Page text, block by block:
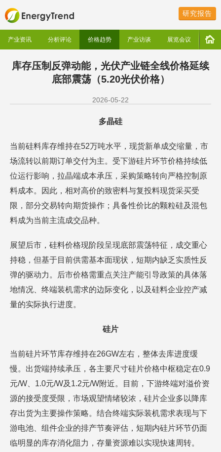
研究报告
产业资讯 分析评论 价格趋势 产业访谈 展览会议
库存压制反弹动能，光伏产业链全线价格延续
底部震荡（5.20光伏价格）
2026-05-22
多晶硅
当前硅料库存维持在52万吨水平，现货新单成交缩量，市
场流转以前期订单交付为主。受下游硅片环节价格持续低
位运行影响，拉晶端成本承压，采购策略转向严格控制原
料成本。因此，相对高价的致密料与复投料现货采买受
限，部分交易转向期货操作；具备性价比的颗粒硅及混包
料成为当前主流成交品种。
展望后市，硅料价格现阶段呈现底部震荡特征，成交重心
持稳，但基于目前供需基本面现状，短期内缺乏实质性反
弹的驱动力。后市价格需重点关注产能引导政策的具体落
地情况、终端装机需求的边际变化，以及硅料企业控产减
量的实际执行进度。
硅片
当前硅片环节库存维持在26GW左右，整体去库进度缓
慢。出货端持续承压，各主要尺寸硅片价格中枢稳定在0.9
元/W、1.0元/W及1.2元/W附近。目前，下游终端对溢价资
源的接受度受限，市场观望情绪较浓，硅片企业多以降库
存出货为主要操作策略。结合终端实际装机需求表现与下
游电池、组件企业的排产节奏评估，短期内硅片环节仍面
临明显的库存消化阻力，存量资源难以实现快速周转。